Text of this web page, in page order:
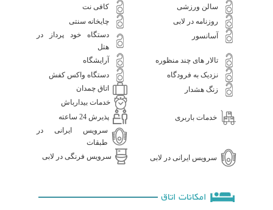
سالن ورزشی
کافی نت
روزنامه در لابی
چایخانه سنتی
آسانسور
دستگاه خود پرداز در
هتل
تالار های چند منظوره
آرایشگاه
نزدیک به فرودگاه
دستگاه واکس کفش
زنگ هشدار
اتاق چمدان
خدمات بیدارباش
خدمات باربری
پذیرش 24 ساعته
سرویس ایرانی در
طبقات
سرویس ایرانی در لابی
سرویس فرنگی در لابی
امکانات اتاق